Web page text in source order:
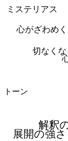
切なくな
心がざわめく
ミステリアス
トーン
展開の強さ
解釈